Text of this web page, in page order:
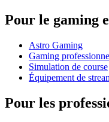
Pour le gaming
Astro Gaming
Gaming
Simulation de course
Équipement de
Pour les